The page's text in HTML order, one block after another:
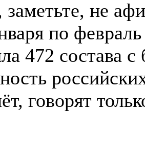
не
по
472 состава
говорят